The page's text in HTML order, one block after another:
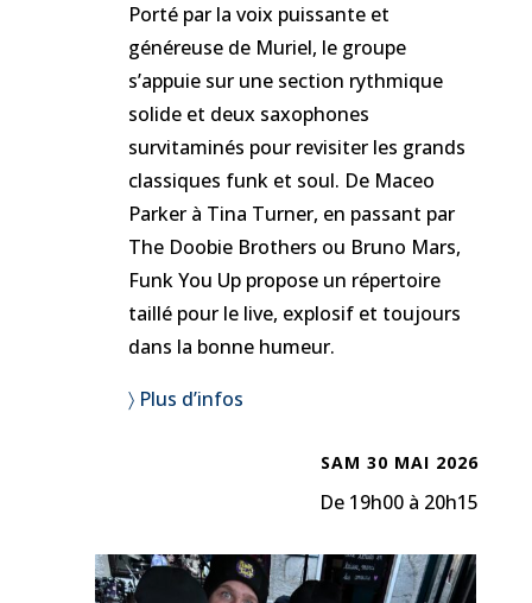
Porté par la voix puissante et
généreuse de Muriel, le groupe
s’appuie sur une section rythmique
solide et deux saxophones
survitaminés pour revisiter les grands
classiques funk et soul. De Maceo
Parker à Tina Turner, en passant par
The Doobie Brothers ou Bruno Mars,
Funk You Up propose un répertoire
taillé pour le live, explosif et toujours
dans la bonne humeur.
〉 Plus d’infos
SAM 30 MAI 2026
De 19h00 à 20h15